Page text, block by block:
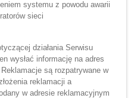
systemu z powodu awarii
sieci
działania Serwisu
wysłać informację na adres
są rozpatrywane w
reklamacji a
w adresie reklamacyjnym